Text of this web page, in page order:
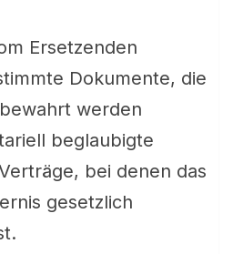
Ersetzenden
Dokumente, die
werden
beglaubigte
bei denen das
gesetzlich